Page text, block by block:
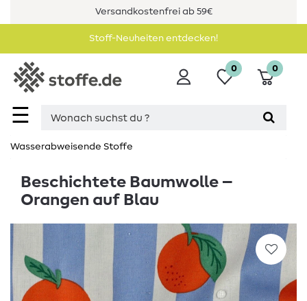
Versandkostenfrei ab 59€
Stoff-Neuheiten entdecken!
☰
0 0
Wasserabweisende Stoffe
Beschichtete Baumwolle –
Orangen auf Blau